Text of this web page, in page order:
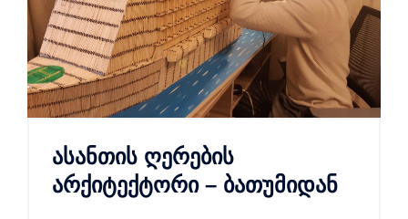
ასანთის ღერების
არქიტექტორი – ბათუმიდან